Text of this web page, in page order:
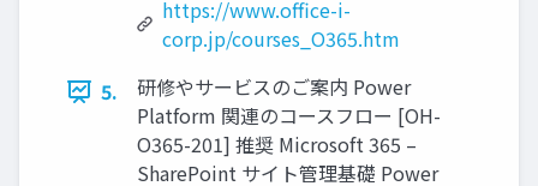
https://www.office-i-
corp.jp/courses_O365.htm
5.
研修やサービスのご案内 Power
Platform 関連のコースフロー [OH-
O365-201] 推奨 Microsoft 365 –
SharePoint サイト管理基礎 Power